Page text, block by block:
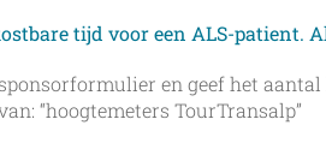
tijd voor een ALS-patient.
en geef het
“hoogtemeters TourTransalp”